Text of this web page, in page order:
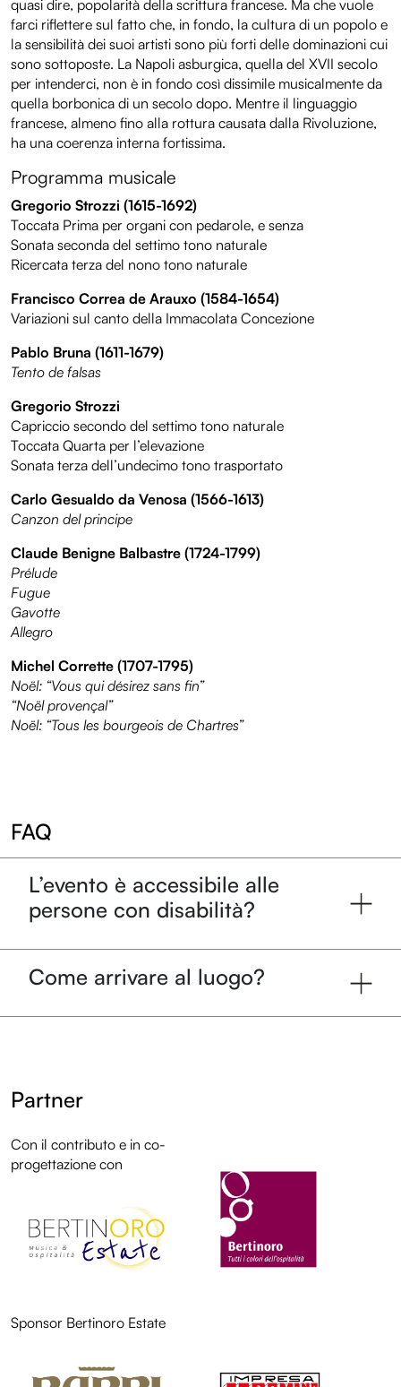
quasi dire, popolarità della scrittura francese. Ma che vuole
farci riflettere sul fatto che, in fondo, la cultura di un popolo e
la sensibilità dei suoi artisti sono più forti delle dominazioni cui
sono sottoposte. La Napoli asburgica, quella del XVII secolo
per intenderci, non è in fondo così dissimile musicalmente da
quella borbonica di un secolo dopo. Mentre il linguaggio
francese, almeno fino alla rottura causata dalla Rivoluzione,
ha una coerenza interna fortissima.
Programma musicale
Gregorio Strozzi (1615-1692)
Toccata Prima per organi con pedarole, e senza
Sonata seconda del settimo tono naturale
Ricercata terza del nono tono naturale
Francisco Correa de Arauxo (1584-1654)
Variazioni sul canto della Immacolata Concezione
Pablo Bruna (1611-1679)
Tento de falsas
Gregorio Strozzi
Capriccio secondo del settimo tono naturale
Toccata Quarta per l’elevazione
Sonata terza dell’undecimo tono trasportato
Carlo Gesualdo da Venosa (1566-1613)
Canzon del principe
Claude Benigne Balbastre (1724-1799)
Prélude
Fugue
Gavotte
Allegro
Michel Corrette (1707-1795)
Noël: “Vous qui désirez sans fin”
“Noël provençal”
Noël: “Tous les bourgeois de Chartres”
FAQ
L’evento è accessibile alle
persone con disabilità?
Come arrivare al luogo?
Partner
Con il contributo e in co-
progettazione con
Sponsor Bertinoro Estate